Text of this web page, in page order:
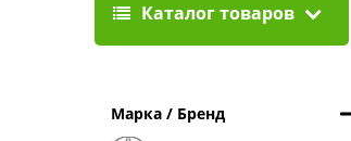
Каталог товаров
Марка / Бренд